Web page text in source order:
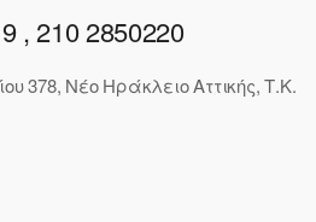
, 210 2850220
378, Νέο Ηράκλειο Αττικής, Τ.Κ.